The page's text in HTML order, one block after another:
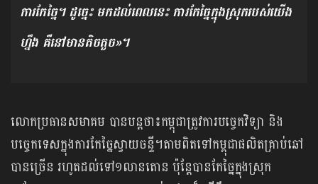
ការកែច្នៃ។ ដូច្នេះ មកដល់ពេលនេះ ការកែច្នៃក្នុងស្រុករបស់យើង
ហ្នឹង គឺនៅមានតិចតួច»។
លោកប្រធានសមាគម បានបន្តថា៖កម្ពុជាត្រូវការបច្ចេកវិទ្យា និង
បច្ចេកទេសក្នុងការកែច្នៃស្វាយចន្ទី។តាមពិតទៅកម្ពុជាផលិតគ្រាប់ឆៅ
បានច្រើន រហូតដល់ទៅ១លានតោន ប៉ុន្តែបានកែច្នៃក្នុងស្រុក